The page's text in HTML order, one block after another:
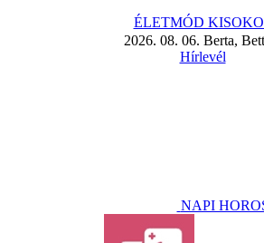
ÉLETMÓD
2026. 08. 06. Berta,
Hírlevél
NAPI